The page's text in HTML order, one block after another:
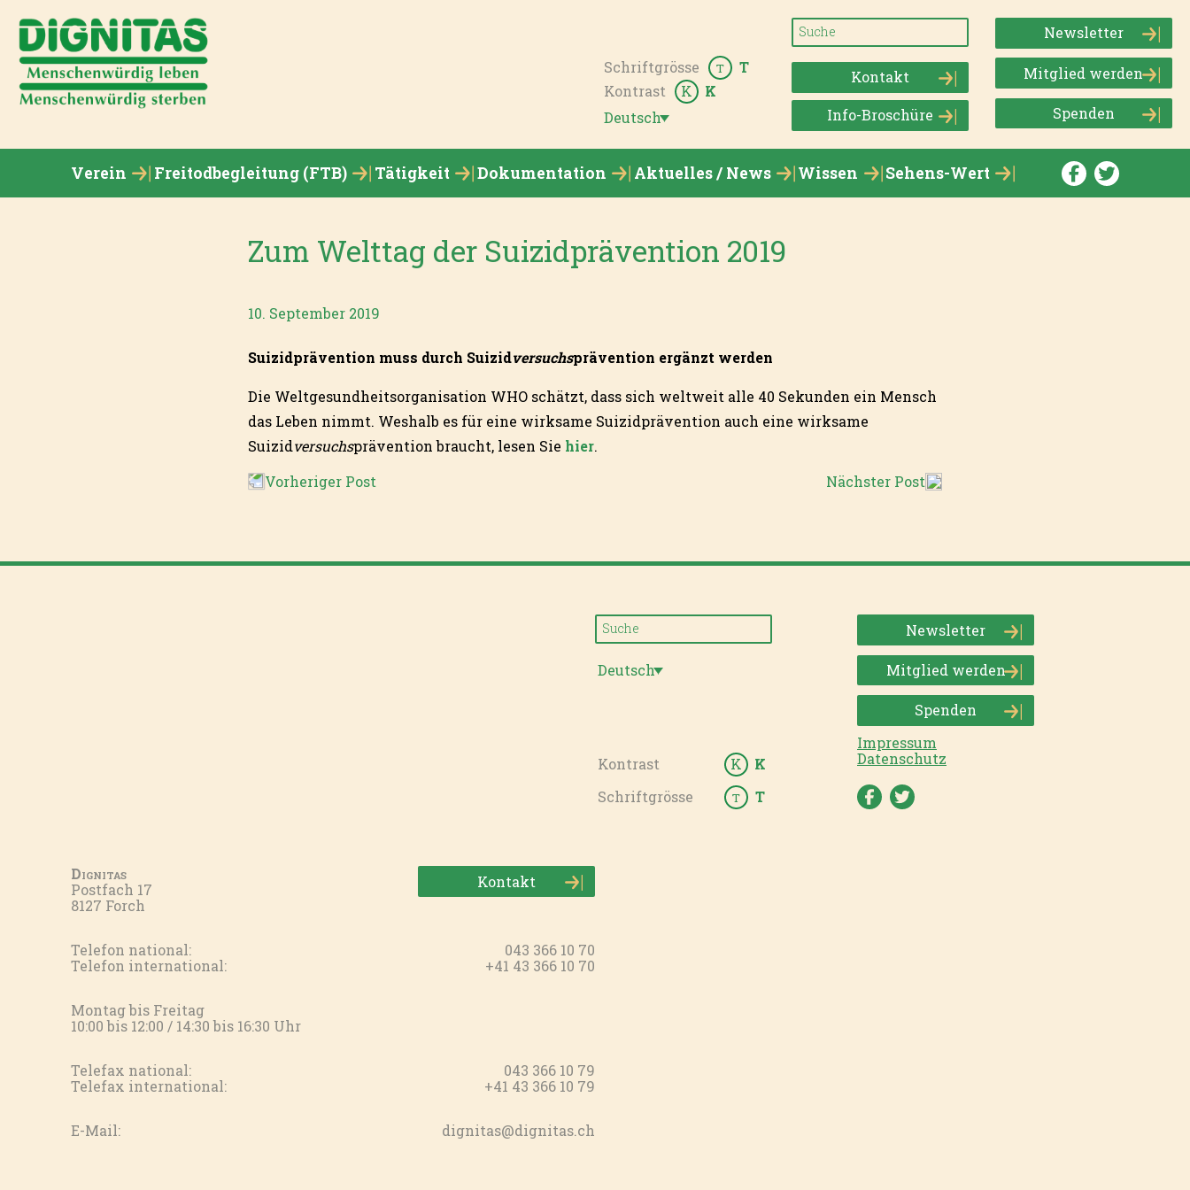
Deutsch
Kontrast K K
Schriftgrösse T T
Kontakt
Info-Broschüre
Newsletter
Mitglied werden
Spenden
Verein Freitodbegleitung (FTB) Tätigkeit Dokumentation Aktuelles / News Wissen Sehens-Wert
Zum Welttag der Suizidprävention 2019
10. September 2019
Suizidprävention muss durch Suizidversuchsprävention ergänzt werden
Die Weltgesundheitsorganisation WHO schätzt, dass sich weltweit alle 40 Sekunden ein Mensch
das Leben nimmt. Weshalb es für eine wirksame Suizidprävention auch eine wirksame
Suizidversuchsprävention braucht, lesen Sie hier.
Vorheriger Post
Nächster Post
Deutsch
Kontrast K
K
Schriftgrösse
T T
Newsletter
Mitglied werden
Spenden
Impressum
Datenschutz
Dignitas
Postfach 17
8127 Forch
Kontakt
Telefon national:
043 366 10 70
Telefon international:
+41 43 366 10 70
Montag bis Freitag
10:00 bis 12:00 / 14:30 bis 16:30 Uhr
Telefax national:
043 366 10 79
Telefax international:
+41 43 366 10 79
E-Mail: dignitas@dignitas.ch